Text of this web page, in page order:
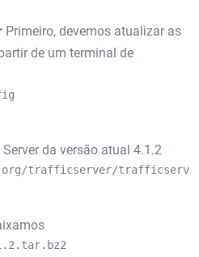
Primeiro, devemos atualizar as
de um terminal de
da versão atual 4.1.2
trafficserver/